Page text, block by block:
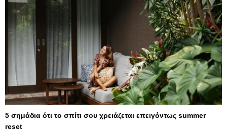
5 σημάδια ότι το σπίτι σου χρειάζεται επειγόντως summer
reset